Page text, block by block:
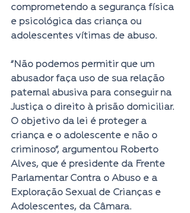
comprometendo a segurança física
e psicológica das criança ou
adolescentes vítimas de abuso.
“Não podemos permitir que um
abusador faça uso de sua relação
paternal abusiva para conseguir na
Justiça o direito à prisão domiciliar.
O objetivo da lei é proteger a
criança e o adolescente e não o
criminoso”, argumentou Roberto
Alves, que é presidente da Frente
Parlamentar Contra o Abuso e a
Exploração Sexual de Crianças e
Adolescentes, da Câmara.